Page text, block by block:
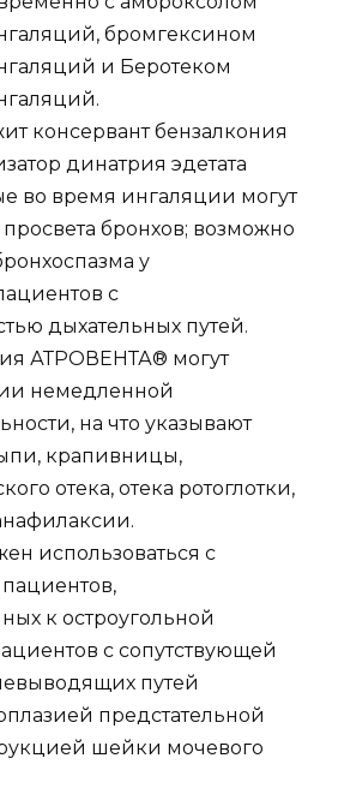
бромгексином
и Беротеком
консервант бензалкония
динатрия эдетата
во время ингаляции могут
бронхов; возможно
у
с
дыхательных путей.
АТРОВЕНТА® могут
немедленной
на что указывают
крапивницы,
отека, отека ротоглотки,
использоваться с
к остроугольной
с сопутствующей
путей
предстательной
шейки мочевого